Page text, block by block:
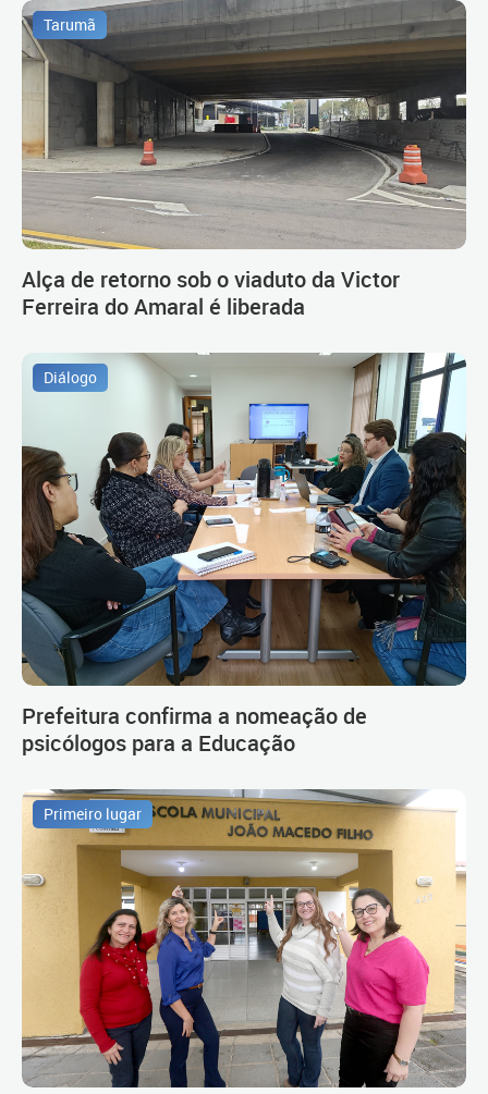
Tarumã
Alça de retorno sob o viaduto da Victor
Ferreira do Amaral é liberada
Diálogo
Prefeitura confirma a nomeação de
psicólogos para a Educação
Primeiro lugar